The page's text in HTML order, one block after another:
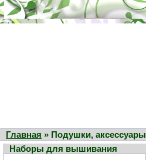
Главная » Подушки, аксессуары
Наборы для вышивания